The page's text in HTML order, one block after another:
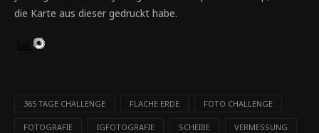
die Karte aus dieser gedruckt habe.
365 TAGE CHALLENGE FLACHE ERDE FOTO CHALLENGE
FOTOGRAFIE IGFOTOGRAFIE SCHEIBE VERMESSUNG